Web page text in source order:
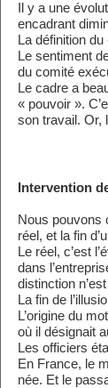
Il y a une
encadrant
La définition
Le sentiment
du comité
Le cadre a
« pouvoir ».
son travail. Or,
Intervention
Nous pouvons
réel, et la fin
Le réel, c’est
dans
distinction
La fin de
L’origine du
où il désignait
Les officiers
En France, le
née. Et le